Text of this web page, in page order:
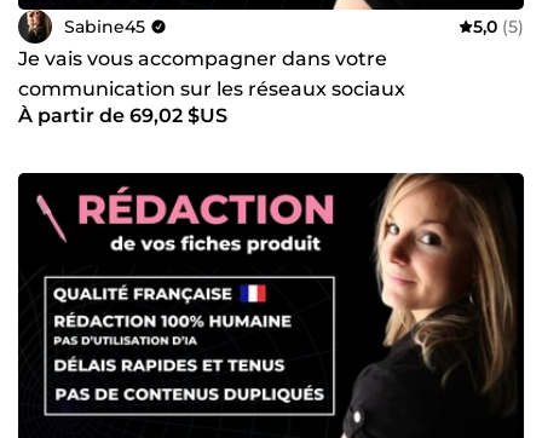
Sabine45 5,0 (5)
Je vais vous accompagner dans votre
communication sur les réseaux sociaux
À partir de 69,02 $US